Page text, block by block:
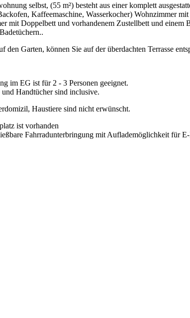
selbst, (55 m²) besteht aus einer komplett
Kaffeemaschine, Wasserkocher) Wohnzimmer
mit Doppelbett und vorhandenem Zustellbett und
den Garten, können Sie auf der überdachten Terrasse
im EG ist für 2 - 3 Personen geeignet.
und Handtücher sind inclusive.
Haustiere sind nicht erwünscht.
ist vorhanden
Fahrradunterbringung mit Auflademöglichkeit für